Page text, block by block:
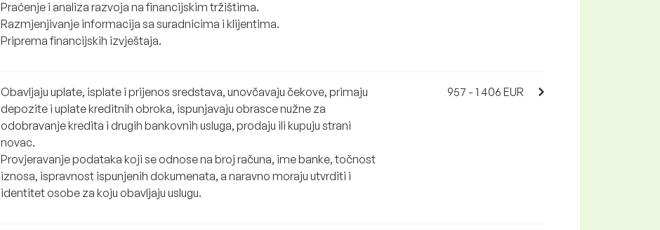
Praćenje i analiza razvoja na financijskim tržištima.
Razmjenjivanje informacija sa suradnicima i klijentima.
Priprema financijskih izvještaja.
Obavljaju uplate, isplate i prijenos sredstava, unovčavaju čekove, primaju
depozite i uplate kreditnih obroka, ispunjavaju obrasce nužne za
odobravanje kredita i drugih bankovnih usluga, prodaju ili kupuju strani
novac.
Provjeravanje podataka koji se odnose na broj računa, ime banke, točnost
iznosa, ispravnost ispunjenih dokumenata, a naravno moraju utvrditi i
identitet osobe za koju obavljaju uslugu.
957 - 1 406 EUR